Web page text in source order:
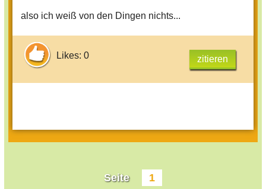
Liebe Moderatoren Link BITTE nicht
Sperren
also ich weiß von den Dingen nichts...
Likes: 0 zitieren
Seite 1